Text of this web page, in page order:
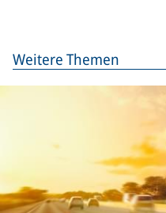
Weitere Themen